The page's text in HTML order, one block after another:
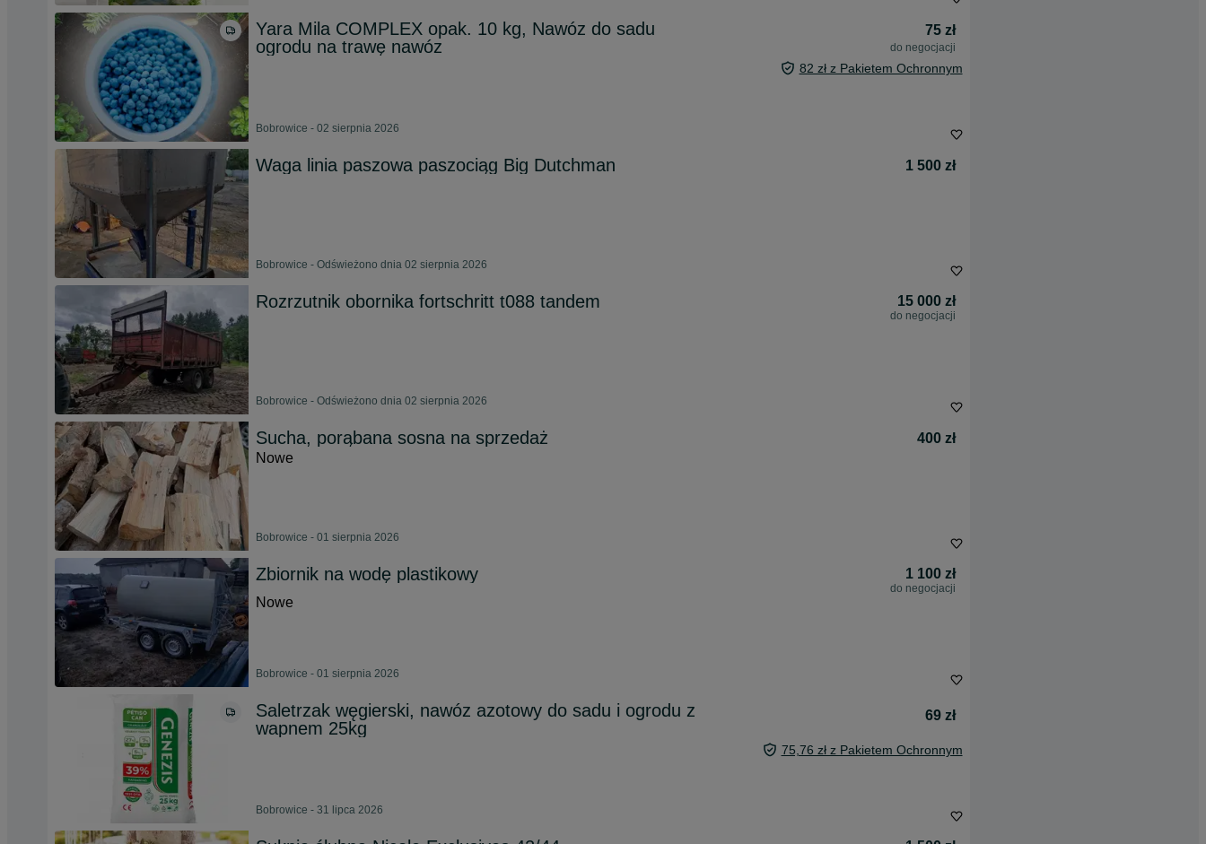
Yara Mila COMPLEX opak. 10 kg, Nawóz do sadu
ogrodu na trawę nawóz
75 zł
do negocjacji
82 zł z Pakietem Ochronnym
Bobrowice - 02 sierpnia 2026
Waga linia paszowa paszociąg Big Dutchman 1 500 zł
Bobrowice - Odświeżono dnia 02 sierpnia 2026
Rozrzutnik obornika fortschritt t088 tandem 15 000 zł
do negocjacji
Bobrowice - Odświeżono dnia 02 sierpnia 2026
Sucha, porąbana sosna na sprzedaż
400 zł
Nowe
Bobrowice - 01 sierpnia 2026
Zbiornik na wodę plastikowy 1 100 zł
do negocjacji
Nowe
Bobrowice - 01 sierpnia 2026
Saletrzak węgierski, nawóz azotowy do sadu i ogrodu z
wapnem 25kg
69 zł
75,76 zł z Pakietem Ochronnym
Bobrowice - 31 lipca 2026